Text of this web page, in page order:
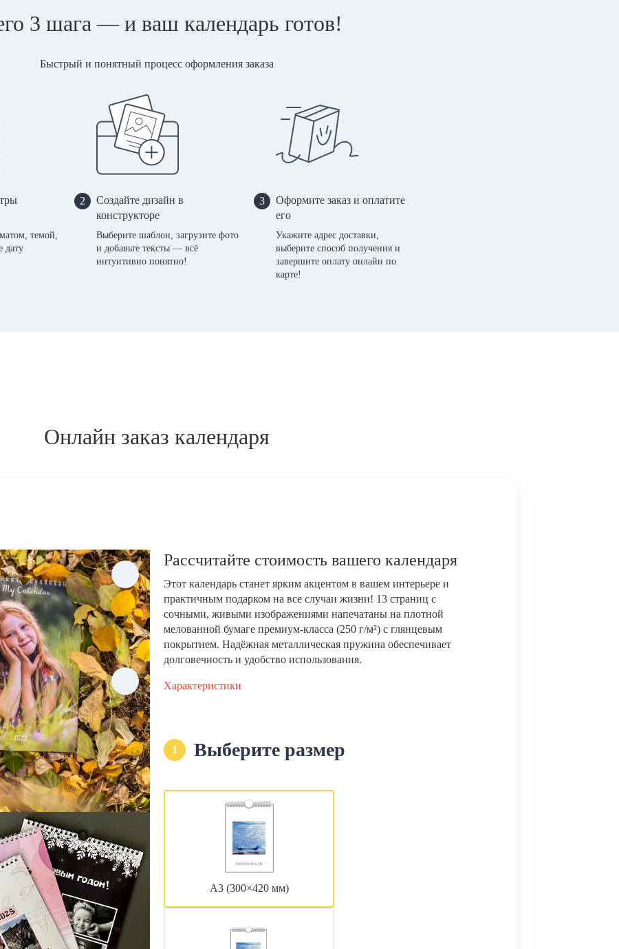
3 шага — и ваш календарь готов!
Быстрый и понятный процесс оформления заказа
темой,
дату
2
Создайте дизайн в
конструкторе
Выберите шаблон, загрузите фото
и добавьте тексты — всё
интуитивно понятно!
3
Оформите заказ и оплатите
его
Укажите адрес доставки,
выберите способ получения и
завершите оплату онлайн по
карте!
Онлайн заказ календаря
Рассчитайте стоимость вашего календаря
Этот календарь станет ярким акцентом в вашем интерьере и
практичным подарком на все случаи жизни! 13 страниц с
сочными, живыми изображениями напечатаны на плотной
мелованной бумаге премиум-класса (250 г/м²) с глянцевым
покрытием. Надёжная металлическая пружина обеспечивает
долговечность и удобство использования.
Характеристики
1 Выберите размер
А3 (300×420 мм)